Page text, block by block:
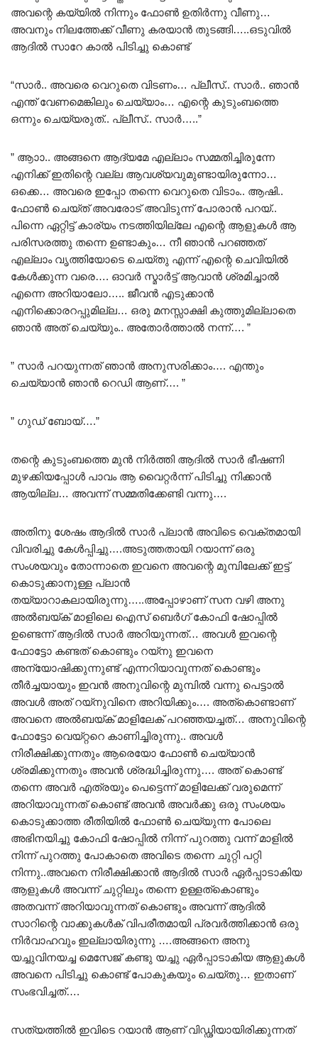
അവന്റെ കയ്യിൽ നിന്നും ഫോൺ ഉതിർന്നു വീണു…
അവനും നിലത്തേക്ക് വീണു കരയാൻ തുടങ്ങി…..ഒടുവിൽ
ആദിൽ സാറേ കാൽ പിടിച്ചു കൊണ്ട്
“സാർ.. അവരെ വെറുതെ വിടണം… പ്ലീസ്.. സാർ.. ഞാൻ
എന്ത് വേണമെങ്കിലും ചെയ്യാം… എന്റെ കുടുംബത്തെ
ഒന്നും ചെയ്യരുത്.. പ്ലീസ്.. സാർ…..”
” ആാാ.. അങ്ങനെ ആദ്യമേ എല്ലാം സമ്മതിച്ചിരുന്നേ
എനിക്ക് ഇതിന്റെ വല്ല ആവശ്യവുമുണ്ടായിരുന്നോ…
ഒക്കെ… അവരെ ഇപ്പോ തന്നെ വെറുതെ വിടാം.. ആഷി..
ഫോൺ ചെയ്ത് അവരോട് അവിടുന്ന് പോരാൻ പറയ്..
പിന്നെ ഏറ്റിട്ട് കാര്യം നടത്തിയില്ലേ എന്റെ ആളുകൾ ആ
പരിസരത്തു തന്നെ ഉണ്ടാകും… നീ ഞാൻ പറഞ്ഞത്
എല്ലാം വൃത്തിയോടെ ചെയ്തു എന്ന് എന്റെ ചെവിയിൽ
കേൾക്കുന്ന വരെ…. ഓവർ സ്മാർട്ട്‌ ആവാൻ ശ്രമിച്ചാൽ
എന്നെ അറിയാലോ….. ജീവൻ എടുക്കാൻ
എനിക്കൊരറപ്പുമില്ല… ഒരു മനസ്സാക്ഷി കുത്തുമില്ലാതെ
ഞാൻ അത്‌ ചെയ്യും.. അതോർത്താൽ നന്ന്…. ”
” സാർ പറയുന്നത് ഞാൻ അനുസരിക്കാം…. എന്തും
ചെയ്യാൻ ഞാൻ റെഡി ആണ്…. ”
” ഗുഡ് ബോയ്….”
തന്റെ കുടുംബത്തെ മുൻ നിർത്തി ആദിൽ സാർ ഭീഷണി
മുഴക്കിയപ്പോൾ പാവം ആ വൈറ്റർന്ന് പിടിച്ചു നിക്കാൻ
ആയില്ല… അവന്ന് സമ്മതിക്കേണ്ടി വന്നു….
അതിനു ശേഷം ആദിൽ സാർ പ്ലാൻ അവിടെ വെക്തമായി
വിവരിച്ചു കേൾപ്പിച്ചു….അടുത്തതായി റയാന്ന് ഒരു
സംശയവും തോന്നാതെ ഇവനെ അവന്റെ മുമ്പിലേക്ക് ഇട്ട്
കൊടുക്കാനുള്ള പ്ലാൻ
തയ്യാറാകലായിരുന്നു…..അപ്പോഴാണ് സന വഴി അനു
അൽബയ്ക് മാളിലെ ഐസ് ബെർഗ് കോഫി ഷോപ്പിൽ
ഉണ്ടെന്ന് ആദിൽ സാർ അറിയുന്നത്… അവൾ ഇവന്റെ
ഫോട്ടോ കണ്ടത് കൊണ്ടും റയ്നു ഇവനെ
അന്യോഷിക്കുന്നുണ്ട് എന്നറിയാവുന്നത് കൊണ്ടും
തീർച്ചയായും ഇവൻ അനുവിന്റെ മുമ്പിൽ വന്നു പെട്ടാൽ
അവൾ അത്‌ റയ്നുവിനെ അറിയിക്കും…. അത്കൊണ്ടാണ്
അവനെ അൽബയ്ക് മാളിലേക് പറഞ്ഞയച്ചത്… അനുവിന്റെ
ഫോട്ടോ വെയ്റ്ററെ കാണിച്ചിരുന്നു.. അവൾ
നിരീക്ഷിക്കുന്നതും ആരെയോ ഫോൺ ചെയ്യാൻ
ശ്രമിക്കുന്നതും അവൻ ശ്രദ്ധിച്ചിരുന്നു…. അത്‌ കൊണ്ട്
തന്നെ അവർ എത്രയും പെട്ടെന്ന് മാളിലേക്ക് വരുമെന്ന്
അറിയാവുന്നത് കൊണ്ട് അവൻ അവർക്കു ഒരു സംശയം
കൊടുക്കാത്ത രീതിയിൽ ഫോൺ ചെയ്യുന്ന പോലെ
അഭിനയിച്ചു കോഫി ഷോപ്പിൽ നിന്ന് പുറത്തു വന്ന് മാളിൽ
നിന്ന് പുറത്തു പോകാതെ അവിടെ തന്നെ ചുറ്റി പറ്റി
നിന്നു..അവനെ നിരീക്ഷിക്കാൻ ആദിൽ സാർ ഏർപ്പാടാകിയ
ആളുകൾ അവന്ന് ചുറ്റിലും തന്നെ ഉള്ളത്കൊണ്ടും
അതവന്ന് അറിയാവുന്നത് കൊണ്ടും അവന്ന് ആദിൽ
സാറിന്റെ വാക്കുകൾക് വിപരീതമായി പ്രവർത്തിക്കാൻ ഒരു
നിർവാഹവും ഇല്ലായിരുന്നു ….അങ്ങനെ അനു
യച്ചുവിനയച്ച മെസേജ് കണ്ടു യച്ചു ഏർപ്പാടാകിയ ആളുകൾ
അവനെ പിടിച്ചു കൊണ്ട് പോകുകയും ചെയ്തു… ഇതാണ്
സംഭവിച്ചത്….
സത്യത്തിൽ ഇവിടെ റയാൻ ആണ് വിഡ്ഢിയായിരിക്കുന്നത്